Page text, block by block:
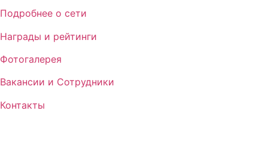
Подробнее о сети
Награды и рейтинги
Фотогалерея
Вакансии и Сотрудники
Контакты